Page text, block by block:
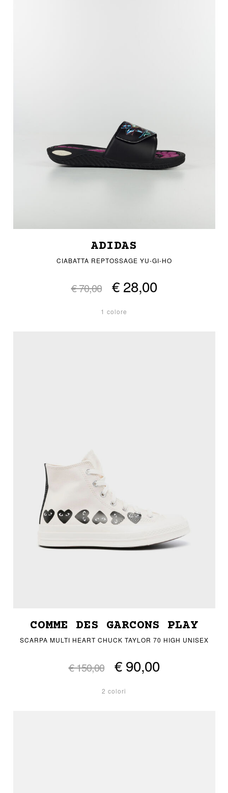
ADIDAS
CIABATTA REPTOSSAGE YU-GI-HO
€ 70,00 € 28,00
1 colore
COMME DES GARCONS PLAY
SCARPA MULTI HEART CHUCK TAYLOR 70 HIGH UNISEX
€ 150,00 € 90,00
2 colori